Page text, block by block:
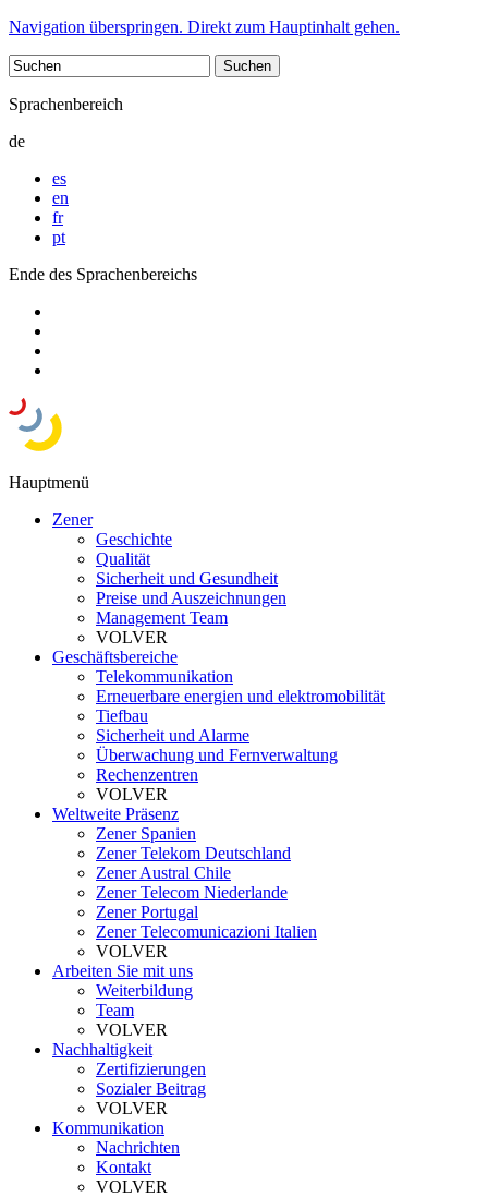
Navigation überspringen. Direkt zum Hauptinhalt gehen.
Sprachenbereich
de
es
en
fr
pt
Ende des Sprachenbereichs
Hauptmenü
Zener
Geschichte
Qualität
Sicherheit und Gesundheit
Preise und Auszeichnungen
Management Team
VOLVER
Geschäftsbereiche
Telekommunikation
Erneuerbare energien und elektromobilität
Tiefbau
Sicherheit und Alarme
Überwachung und Fernverwaltung
Rechenzentren
VOLVER
Weltweite Präsenz
Zener Spanien
Zener Telekom Deutschland
Zener Austral Chile
Zener Telecom Niederlande
Zener Portugal
Zener Telecomunicazioni Italien
VOLVER
Arbeiten Sie mit uns
Weiterbildung
Team
VOLVER
Nachhaltigkeit
Zertifizierungen
Sozialer Beitrag
VOLVER
Kommunikation
Nachrichten
Kontakt
VOLVER